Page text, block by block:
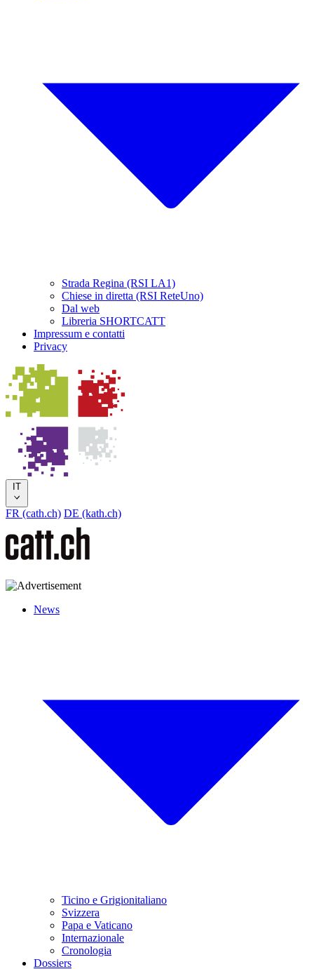
Strada Regina (RSI LA1)
Chiese in diretta (RSI ReteUno)
Dal web
Libreria SHORTCATT
Impressum e contatti
Privacy
IT
FR (cath.ch) DE (kath.ch)
News
Ticino e Grigionitaliano
Svizzera
Papa e Vaticano
Internazionale
Cronologia
Dossiers